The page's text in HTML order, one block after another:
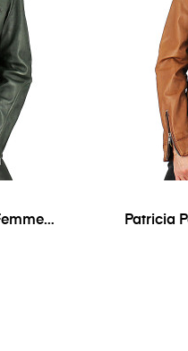
Patricia